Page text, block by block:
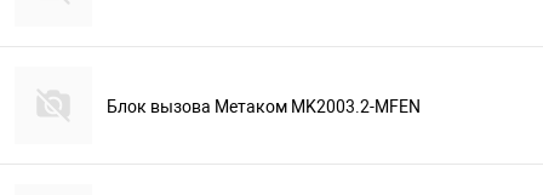
Блок вызова Метаком MK2003.2-MFEN